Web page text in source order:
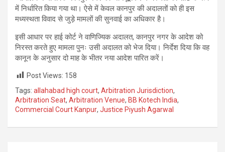
में निर्धारित किया गया था। ऐसे में केवल कानपुर की अदालतों को ही इस
मध्यस्थता विवाद से जुड़े मामलों की सुनवाई का अधिकार है।
इसी आधार पर हाई कोर्ट ने वाणिज्यिक अदालत, कानपुर नगर के आदेश को
निरस्त करते हुए मामला पुनः उसी अदालत को भेज दिया। निर्देश दिया कि वह
कानून के अनुसार दो माह के भीतर नया आदेश पारित करें।
Post Views: 158
Tags: allahabad high court, Arbitration Jurisdiction,
Arbitration Seat, Arbitration Venue, BB Kotech India,
Commercial Court Kanpur, Justice Piyush Agarwal